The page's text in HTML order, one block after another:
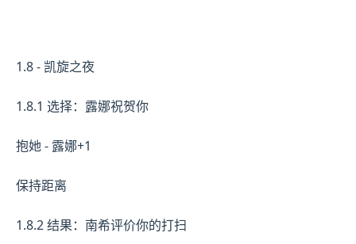
1.8 - 凯旋之夜
1.8.1 选择：露娜祝贺你
抱她 - 露娜+1
保持距离
1.8.2 结果：南希评价你的打扫